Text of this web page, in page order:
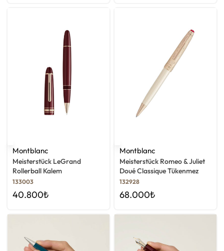
Montblanc
Meisterstück LeGrand
Rollerball Kalem
133003
40.800₺
Montblanc
Meisterstück Romeo & Juliet
Doué Classique Tükenmez
Kalem
132928
68.000₺